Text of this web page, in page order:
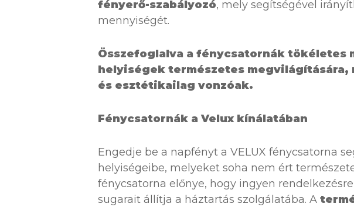
fényerő-szabályozó, mely segítségével
mennyiségét.
Összefoglalva a fénycsatornák
helyiségek természetes
és esztétikailag vonzóak.
Fénycsatornák a Velux kínálatában
Engedje be a napfényt a VELUX fénycsatorna
helyiségeibe, melyeket soha nem ért
fénycsatorna előnye, hogy ingyen
sugarait állítja a háztartás szolgálatába. A